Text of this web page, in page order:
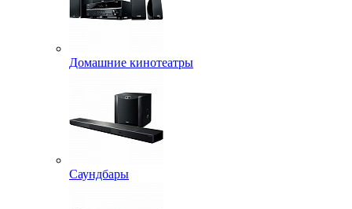
Домашние кинотеатры
Саундбары